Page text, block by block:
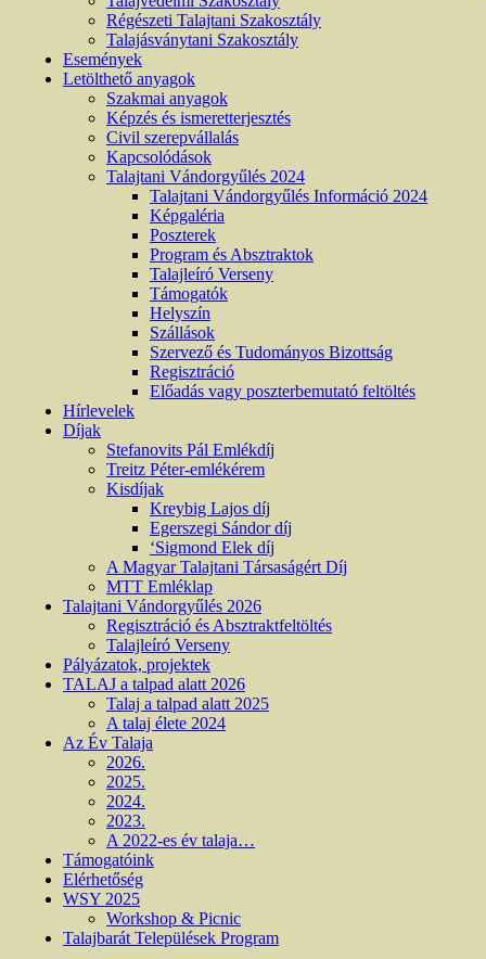
Régészeti Talajtani Szakosztály
Talajásványtani Szakosztály
Események
Letölthető anyagok
Szakmai anyagok
Képzés és ismeretterjesztés
Civil szerepvállalás
Kapcsolódások
Talajtani Vándorgyűlés 2024
Talajtani Vándorgyűlés Információ 2024
Képgaléria
Poszterek
Program és Absztraktok
Talajleíró Verseny
Támogatók
Helyszín
Szállások
Szervező és Tudományos Bizottság
Regisztráció
Előadás vagy poszterbemutató feltöltés
Hírlevelek
Díjak
Stefanovits Pál Emlékdíj
Treitz Péter-emlékérem
Kisdíjak
Kreybig Lajos díj
Egerszegi Sándor díj
‘Sigmond Elek díj
A Magyar Talajtani Társaságért Díj
MTT Emléklap
Talajtani Vándorgyűlés 2026
Regisztráció és Absztraktfeltöltés
Talajleíró Verseny
Pályázatok, projektek
TALAJ a talpad alatt 2026
Talaj a talpad alatt 2025
A talaj élete 2024
Az Év Talaja
2026.
2025.
2024.
2023.
A 2022-es év talaja…
Támogatóink
Elérhetőség
WSY 2025
Workshop & Picnic
Talajbarát Települések Program